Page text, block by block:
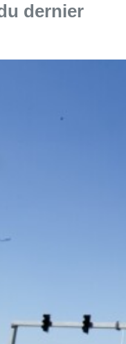
dernier